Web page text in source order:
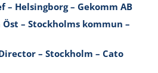
– Helsingborg – Gekomm AB
Öst – Stockholms kommun –
– Stockholm – Cato